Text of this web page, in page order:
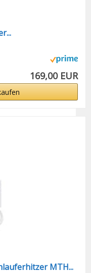
169,00 EUR
MTH...